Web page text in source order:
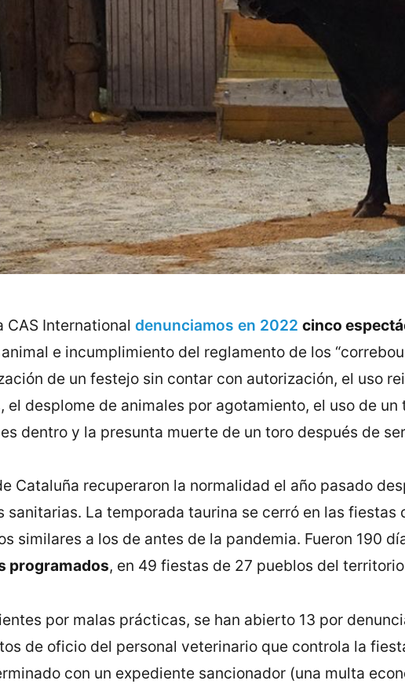
CAS International denunciamos en 2022 cinco
e incumplimiento del reglamento de los
de un festejo sin contar con autorización, el uso
el desplome de animales por agotamiento, el uso de
dentro y la presunta muerte de un toro después de
Cataluña recuperaron la normalidad el año pasado
sanitarias. La temporada taurina se cerró en las fiestas
similares a los de antes de la pandemia. Fueron 190
programados, en 49 fiestas de 27 pueblos del
por malas prácticas, se han abierto 13 por
de oficio del personal veterinario que controla la
con un expediente sancionador (una multa